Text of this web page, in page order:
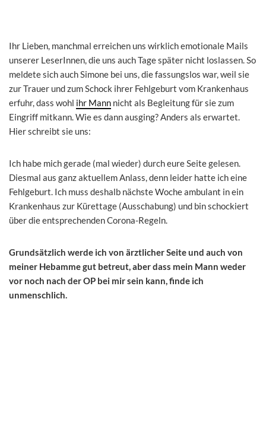
Ihr Lieben, manchmal erreichen uns wirklich emotionale Mails
unserer LeserInnen, die uns auch Tage später nicht loslassen. So
meldete sich auch Simone bei uns, die fassungslos war, weil sie
zur Trauer und zum Schock ihrer Fehlgeburt vom Krankenhaus
erfuhr, dass wohl ihr Mann nicht als Begleitung für sie zum
Eingriff mitkann. Wie es dann ausging? Anders als erwartet.
Hier schreibt sie uns:
Ich habe mich gerade (mal wieder) durch eure Seite gelesen.
Diesmal aus ganz aktuellem Anlass, denn leider hatte ich eine
Fehlgeburt. Ich muss deshalb nächste Woche ambulant in ein
Krankenhaus zur Kürettage (Ausschabung) und bin schockiert
über die entsprechenden Corona-Regeln.
Grundsätzlich werde ich von ärztlicher Seite und auch von
meiner Hebamme gut betreut, aber dass mein Mann weder
vor noch nach der OP bei mir sein kann, finde ich
unmenschlich.